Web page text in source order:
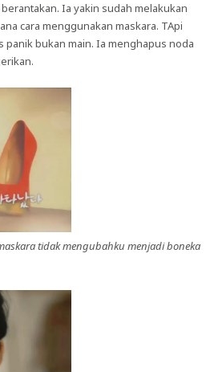
Ia yakin sudah melakukan
cara menggunakan maskara. TApi
panik bukan main. Ia menghapus noda
tidak mengubahku menjadi boneka